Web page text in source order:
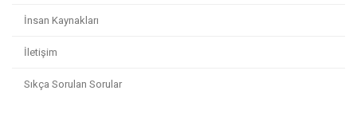
İnsan Kaynakları
İletişim
Sıkça Sorulan Sorular